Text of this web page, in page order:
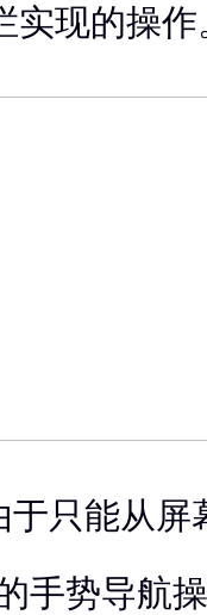
实现的操作
于只能从
手势导航